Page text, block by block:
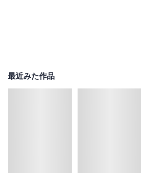
最近みた作品